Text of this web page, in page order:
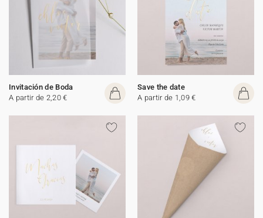
Invitación de Boda
A partir de 2,20 €
Save the date
A partir de 1,09 €